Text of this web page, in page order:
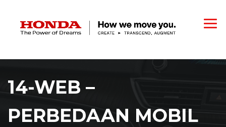
14-WEB –
PERBEDAAN MOBIL